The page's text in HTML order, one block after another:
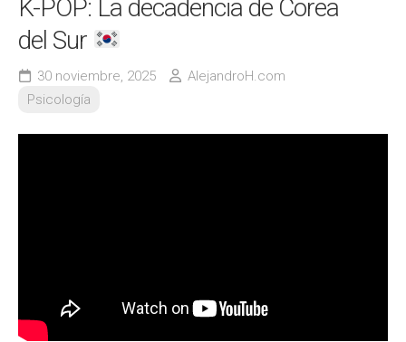
K-POP: La decadencia de Corea
del Sur
30 noviembre, 2025
AlejandroH.com
Psicología